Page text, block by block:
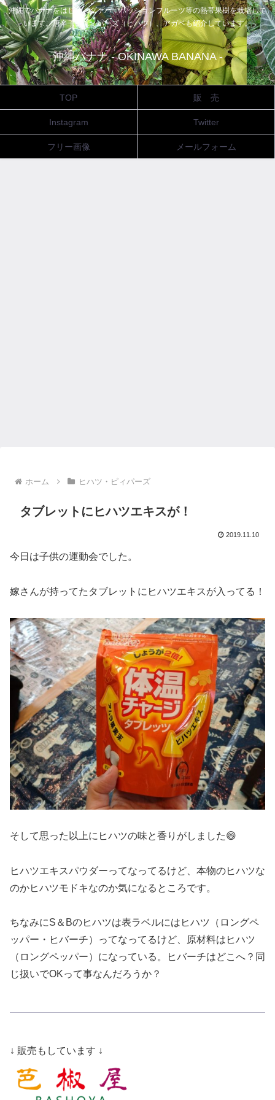
沖縄でバナナをはじめ、グァバ、パッションフルーツ等の熱帯果樹を栽培して
います。唐辛子、ピィパーズ（ヒハツ）、アガベも紹介しています。
沖縄バナナ - OKINAWA BANANA -
TOP 販 売
Instagram Twitter
フリー画像 メールフォーム
ホーム ヒハツ・ピィパーズ
タブレットにヒハツエキスが！
2019.11.10
今日は子供の運動会でした。
嫁さんが持ってたタブレットにヒハツエキスが入ってる！
そして思った以上にヒハツの味と香りがしました😄
ヒハツエキスパウダーってなってるけど、本物のヒハツな
のかヒハツモドキなのか気になるところです。
ちなみにS＆Bのヒハツは表ラベルにはヒハツ（ロングペ
ッパー・ヒバーチ）ってなってるけど、原材料はヒハツ
（ロングペッパー）になっている。ヒバーチはどこへ？同
じ扱いでOKって事なんだろうか？
↓ 販売もしています ↓